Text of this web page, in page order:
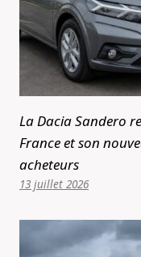
La Dacia Sandero
France et son
acheteurs
13 juillet 2026